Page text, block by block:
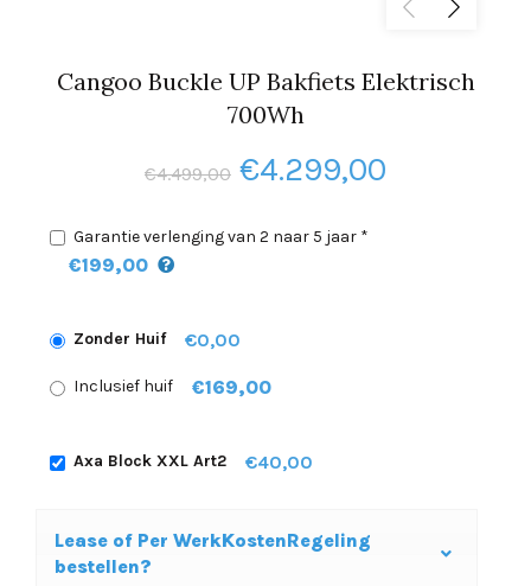
Cangoo Buckle UP Bakfiets Elektrisch
700Wh
€4.499,00 Oorspronkelijke
€4.299,00
Garantie verlenging van 2 naar 5 jaar *
€199,00
Zonder Huif €0,00
Inclusief huif €169,00
Axa Block XXL Art2 €40,00
Lease of Per WerkKostenRegeling
bestellen?